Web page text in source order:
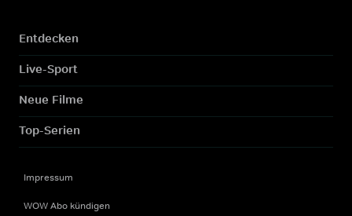
Entdecken
Live-Sport
Neue Filme
Top-Serien
Impressum
WOW Abo kündigen